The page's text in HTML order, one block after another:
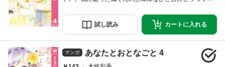
男子も登場で、なにやら波乱の予感です――。
試し読み カートに入れる
マンガ あなたとおとなごと 4